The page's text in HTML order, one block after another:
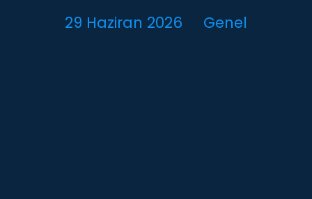
29 Haziran 2026 Genel